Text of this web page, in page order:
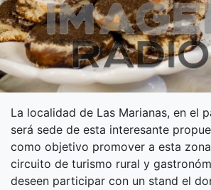
La localidad de Las Marianas, en el
será sede de esta interesante
como objetivo promover a esta
circuito de turismo rural y
deseen participar con un stand el